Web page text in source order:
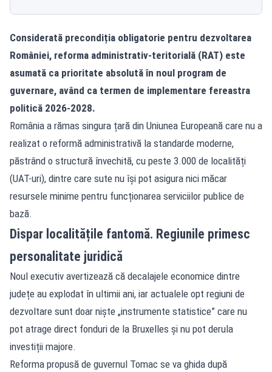
Considerată precondiția obligatorie pentru dezvoltarea
României, reforma administrativ-teritorială (RAT) este
asumată ca prioritate absolută în noul program de
guvernare, având ca termen de implementare fereastra
politică 2026-2028.
România a rămas singura țară din Uniunea Europeană care nu a
realizat o reformă administrativă la standarde moderne,
păstrând o structură învechită, cu peste 3.000 de localități
(UAT-uri), dintre care sute nu își pot asigura nici măcar
resursele minime pentru funcționarea serviciilor publice de
bază.
Dispar localitățile fantomă. Regiunile primesc
personalitate juridică
Noul executiv avertizează că decalajele economice dintre
județe au explodat în ultimii ani, iar actualele opt regiuni de
dezvoltare sunt doar niște „instrumente statistice” care nu
pot atrage direct fonduri de la Bruxelles și nu pot derula
investiții majore.
Reforma propusă de guvernul Tomac se va ghida după